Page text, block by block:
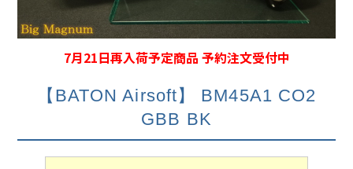
7月21日再入荷予定商品 予約注文受付中
【BATON Airsoft】 BM45A1 CO2
GBB BK